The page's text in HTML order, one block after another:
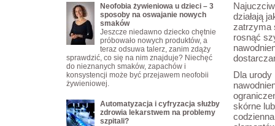
działają
zatrzyma
rosnąć
Dla urody
skórne
Neofobia żywieniowa u dzieci – 3
sposoby na oswajanie nowych
smaków
Jeszcze niedawno dziecko chętnie
próbowało nowych produktów, a
teraz odsuwa talerz, zanim zdąży
sprawdzić, co się na nim znajduje? Niechęć
do nieznanych smaków, zapachów i
konsystencji może być przejawem neofobii
żywieniowej.
Automatyzacja i cyfryzacja służby
zdrowia lekarstwem na problemy
szpitali?